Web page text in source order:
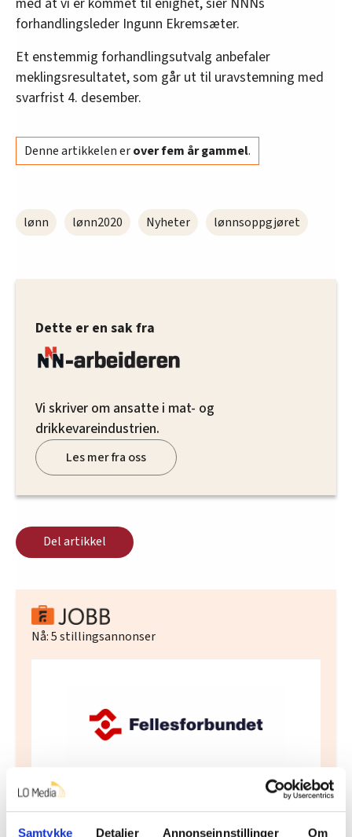
Samtykke Detaljer Annonseinnstillinger Om
forhandlingsleder Ingunn Ekremsæter.
Et enstemmig forhandlingsutvalg anbefaler
meklingsresultatet, som går ut til uravstemning med
svarfrist 4. desember.
Denne artikkelen erover fem år gammel.
lønn lønn2020 Nyheter lønnsoppgjøret
Dette er en sak fra
Vi skriver om ansatte i mat- og
drikkevareindustrien.
Les mer fra oss
Del artikkel
Nå:5stillingsannonser
Fellesforbundet